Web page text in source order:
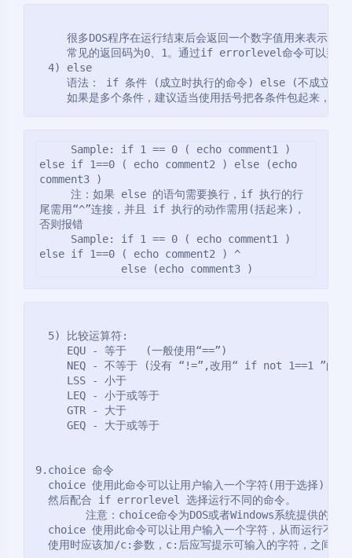
很多DOS程序在运行结束后会返回一个数字值用来表示程
常见的返回码为0、1。通过if errorlevel命令可以判断
  4) else
语法： if 条件 (成立时执行的命令) else (不成立时
如果是多个条件，建议适当使用括号把各条件包起来，以
else if 1==0 ( echo comment2 ) else (echo
comment3 )
尾需用“^”连接，并且 if 执行的动作需用(括起来)，
否则报错
else if 1==0 ( echo comment2 ) ^
             else (echo comment3 )
  5) 比较运算符:
     EQU - 等于   (一般使用“==”)
NEQ - 不等于 (没有 “!=”,改用“ if not 1==1 ”的写
     LSS - 小于
     LEQ - 小于或等于
     GTR - 大于
     GEQ - 大于或等于
9.choice 命令
choice 使用此命令可以让用户输入一个字符(用于选择)，
  然后配合 if errorlevel 选择运行不同的命令。
注意：choice命令为DOS或者Windows系统提供的外
choice 使用此命令可以让用户输入一个字符，从而运行不同
使用时应该加/c:参数，c:后应写提示可输入的字符，之间无